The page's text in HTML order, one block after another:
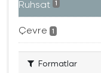
Ruhsat 1
Çevre 1
Formatlar